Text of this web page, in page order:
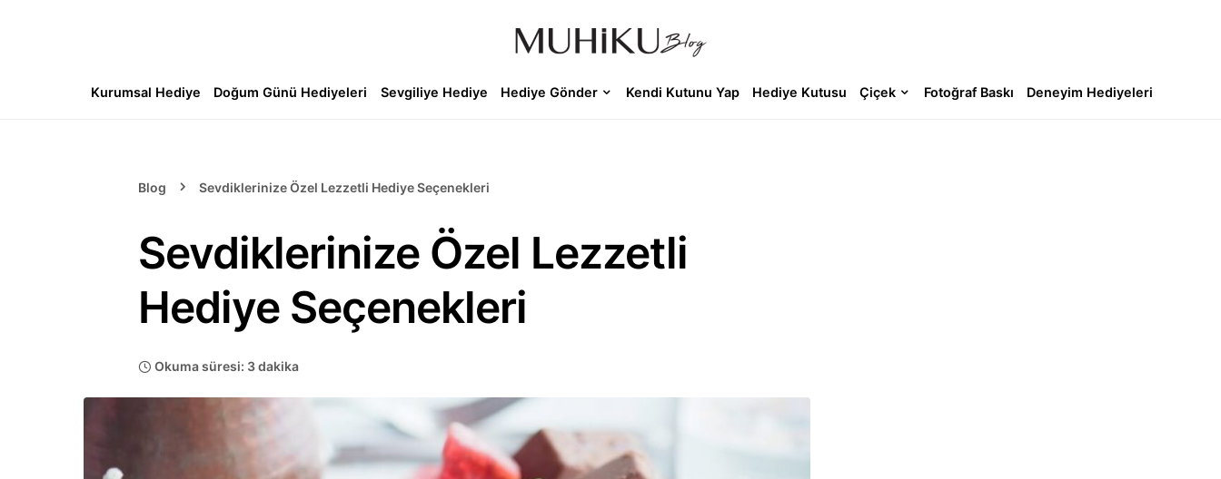
Kurumsal Hediye Doğum Günü Hediyeleri Sevgiliye Hediye Hediye Gönder Kendi Kutunu Yap Hediye Kutusu Çiçek Fotoğraf Baskı Deneyim Hediyeleri
Blog Sevdiklerinize Özel Lezzetli Hediye Seçenekleri
Sevdiklerinize Özel Lezzetli
Hediye Seçenekleri
Okuma süresi: 3 dakika